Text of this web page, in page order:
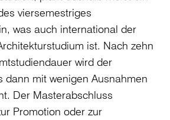
viersemestriges
was auch international der
ist. Nach zehn
wird der
dann mit wenigen Ausnahmen
Der Masterabschluss
Promotion oder zur